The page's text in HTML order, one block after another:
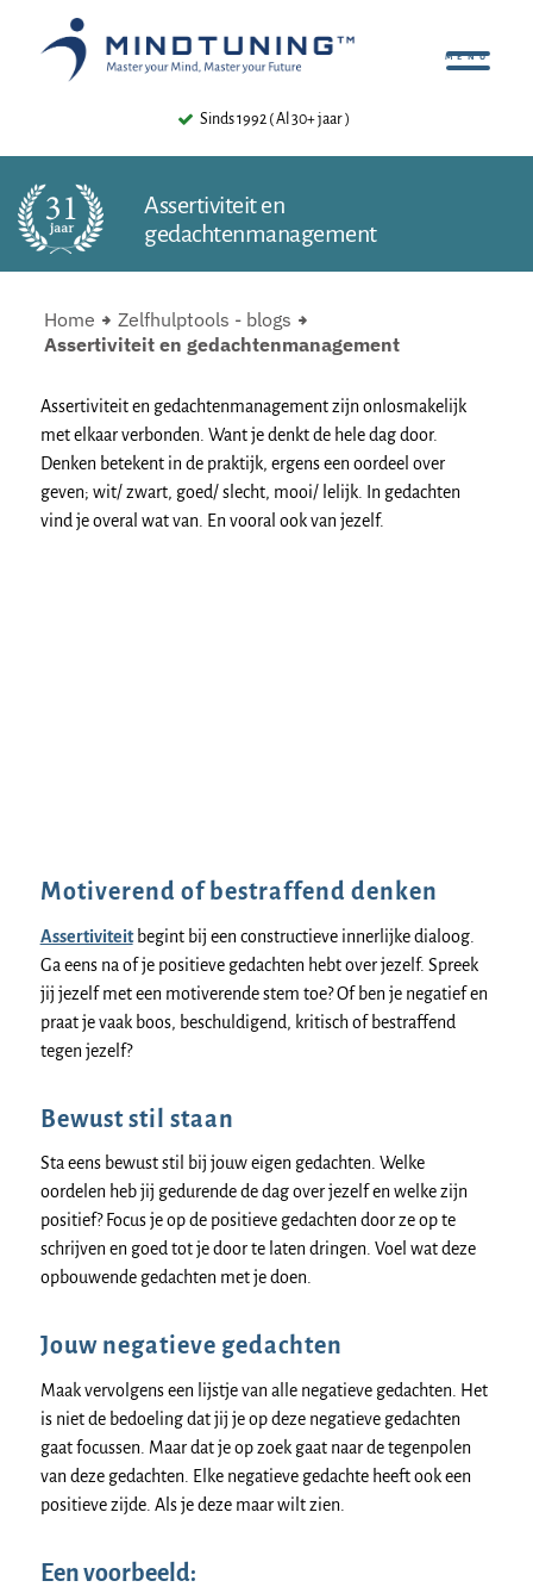
Sinds 1992 ( Al 30+ jaar )
Assertiviteit en
gedachtenmanagement
Home
Zelfhulptools - blogs
Assertiviteit en gedachtenmanagement
Assertiviteit en gedachtenmanagement zijn onlosmakelijk
met elkaar verbonden. Want je denkt de hele dag door.
Denken betekent in de praktijk, ergens een oordeel over
geven; wit/ zwart, goed/ slecht, mooi/ lelijk. In gedachten
vind je overal wat van. En vooral ook van jezelf.
Motiverend of bestraffend denken
Assertiviteitbegint bij een constructieve innerlijke dialoog.
Ga eens na of je positieve gedachten hebt over jezelf. Spreek
jij jezelf met een motiverende stem toe? Of ben je negatief en
praat je vaak boos, beschuldigend, kritisch of bestraffend
tegen jezelf?
Bewust stil staan
Sta eens bewust stil bij jouw eigen gedachten. Welke
oordelen heb jij gedurende de dag over jezelf en welke zijn
positief? Focus je op de positieve gedachten door ze op te
schrijven en goed tot je door te laten dringen. Voel wat deze
opbouwende gedachten met je doen.
Jouw negatieve gedachten
Maak vervolgens een lijstje van alle negatieve gedachten. Het
is niet de bedoeling dat jij je op deze negatieve gedachten
gaat focussen. Maar dat je op zoek gaat naar de tegenpolen
van deze gedachten. Elke negatieve gedachte heeft ook een
positieve zijde. Als je deze maar wilt zien.
Een voorbeeld: